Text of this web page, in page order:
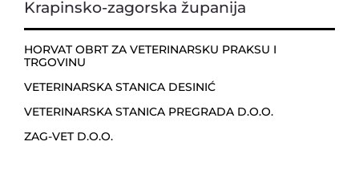
Krapinsko-zagorska županija
HORVAT OBRT ZA VETERINARSKU PRAKSU I
TRGOVINU
VETERINARSKA STANICA DESINIĆ
VETERINARSKA STANICA PREGRADA D.O.O.
ZAG-VET D.O.O.